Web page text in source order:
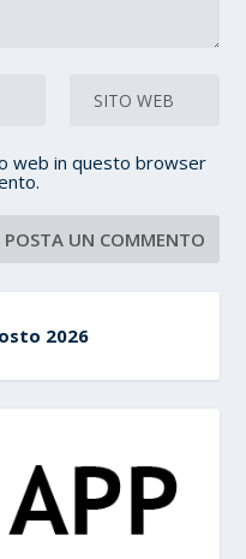
web in questo browser
2026